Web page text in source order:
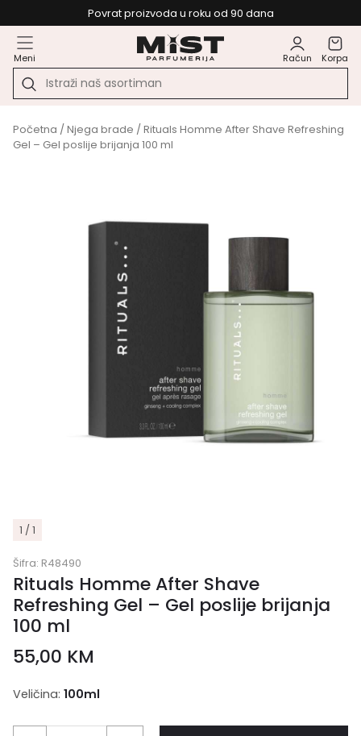
Povrat proizvoda u roku od 90 dana
Meni Račun Korpa
Početna /Njega brade / Rituals Homme After Shave Refreshing
Gel – Gel poslije brijanja 100 ml
1 / 1
Šifra: R48490
Rituals Homme After Shave
Refreshing Gel – Gel poslije brijanja
100 ml
55,00 KM
Veličina: 100ml